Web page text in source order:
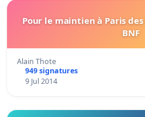
Pour le maintien à Paris
BNF
Alain Thote
949 signatures
9 Jul 2014